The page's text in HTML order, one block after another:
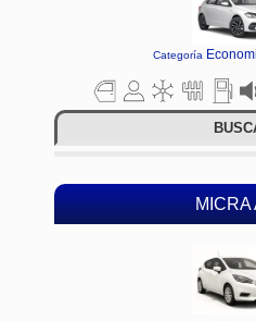
Categoría
MICRA